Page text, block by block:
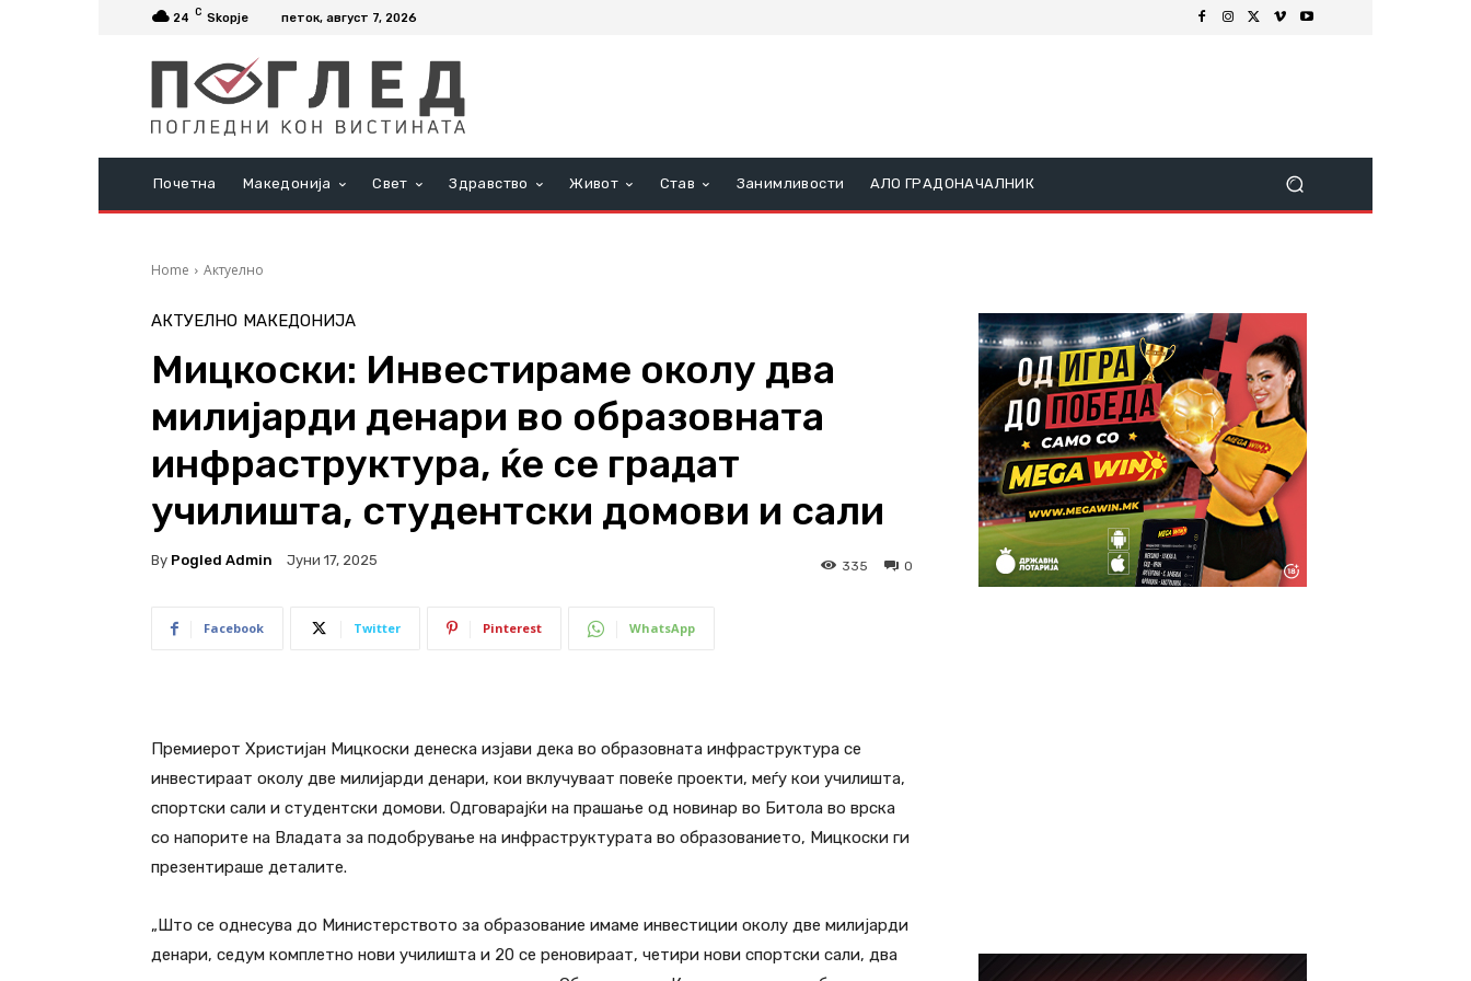
24 C Skopje петок, август 7, 2026
Почетна Македонија Свет Здравство Живот Став Занимливости АЛО ГРАДОНАЧАЛНИК
Home Актуелно
АКТУЕЛНО МАКЕДОНИЈА
Мицкоски: Инвестираме околу два
милијарди денари во образовната
инфраструктура, ќе се градат
училишта, студентски домови и сали
By Pogled Admin Јуни 17, 2025 0
335
Facebook Twitter Pinterest WhatsApp
Премиерот Христијан Мицкоски денеска изјави дека во образовната инфраструктура се
инвестираат околу две милијарди денари, кои вклучуваат повеќе проекти, меѓу кои училишта,
спортски сали и студентски домови. Одговарајќи на прашање од новинар во Битола во врска
со напорите на Владата за подобрување на инфраструктурата во образованието, Мицкоски ги
презентираше деталите.
„Што се однесува до Министерството за образование имаме инвестиции околу две милијарди
денари, седум комплетно нови училишта и 20 се реновираат, четири нови спортски сали, два